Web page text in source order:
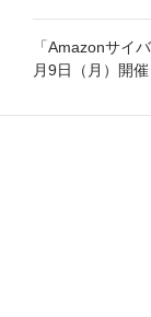
「Amazonサイ
月9日（月）開催